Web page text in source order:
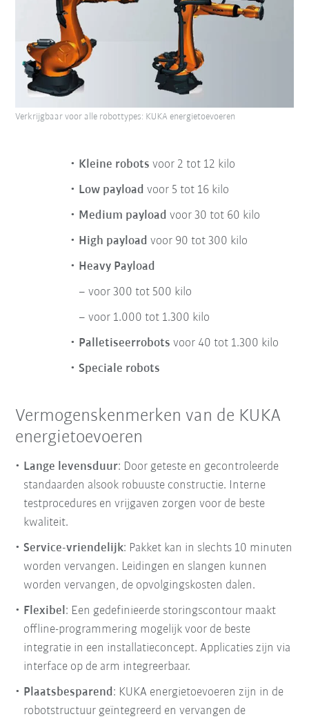
Kleine robots voor 2 tot 12 kilo
Low payloadvoor 5 tot 16 kilo
Medium payload voor 30 tot 60 kilo
High payload voor 90 tot 300 kilo
Heavy Payload
voor 300 tot 500 kilo
voor 1.000 tot 1.300 kilo
Palletiseerrobots voor 40 tot 1.300 kilo
Speciale robots
Verkrijgbaar voor alle robottypes: KUKA energietoevoeren
Vermogenskenmerken van de KUKA
energietoevoeren
Lange levensduur: Door geteste en gecontroleerde
standaarden alsook robuuste constructie. Interne
testprocedures en vrijgaven zorgen voor de beste
kwaliteit.
Service-vriendelijk: Pakket kan in slechts 10 minuten
worden vervangen. Leidingen en slangen kunnen
worden vervangen, de opvolgingskosten dalen.
Flexibel : Een gedefinieerde storingscontour maakt
offline-programmering mogelijk voor de beste
integratie in een installatieconcept. Applicaties zijn via
interface op de arm integreerbaar.
Plaatsbesparend : KUKA energietoevoeren zijn in de
robotstructuur geïntegreerd en vervangen de